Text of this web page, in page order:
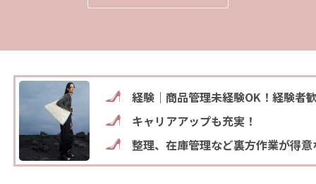
経験｜商品管理未経験OK！経験者
キャリアアップも充実！
整理、在庫管理など裏方作業が得